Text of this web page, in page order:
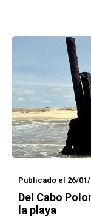
Publicado el 26/01/
Del Cabo
la playa